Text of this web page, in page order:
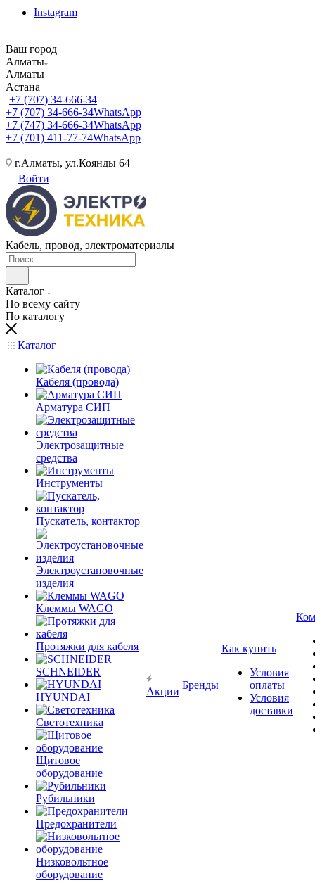
Instagram
Ваш город
Алматы
Алматы
Астана
+7 (707) 34-666-34
+7 (707) 34-666-34WhatsApp
+7 (747) 34-666-34WhatsApp
+7 (701) 411-77-74WhatsApp
г.Алматы, ул.Коянды 64
Войти
Кабель, провод, электроматериалы
Каталог
По всему сайту
По каталогу
Каталог
Кабеля (провода)
Арматура СИП
Электрозащитные
средства
Инструменты
Пускатель, контактор
Электроустановочные
изделия
Клеммы WAGO
Протяжки для кабеля
SCHNEIDER
HYUNDAI
Светотехника
Щитовое
оборудование
Рубильники
Предохранители
Низковольтное
оборудование
Акции
Бренды
Как купить
Условия
оплаты
Условия
доставки